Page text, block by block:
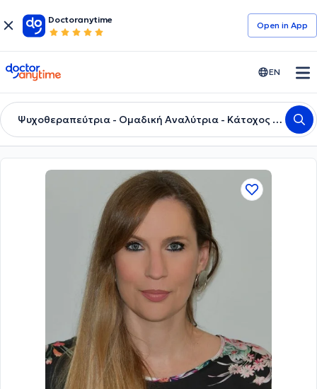
Doctoranytime
Open in Αpp
doctoranytime EN
Ψυχοθεραπεύτρια - Ομαδική Αναλύτρια - Κάτοχος πτυχίου Ψυχολογίας